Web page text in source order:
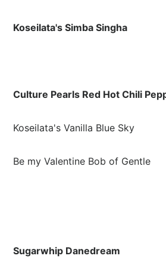
Koseilata's Simba Singha
Culture Pearls Red Hot Chili
Koseilata's Vanilla Blue Sky
Be my Valentine Bob of Gentle
Sugarwhip Danedream